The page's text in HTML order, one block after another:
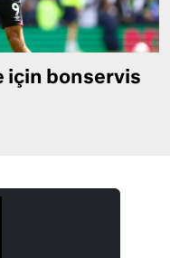
için bonservis